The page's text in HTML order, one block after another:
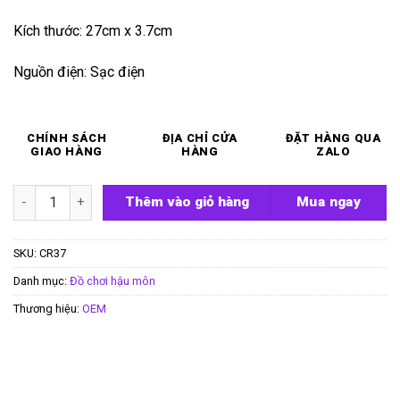
Kích thước: 27cm x 3.7cm
Nguồn điện: Sạc điện
CHÍNH SÁCH
GIAO HÀNG
ĐỊA CHỈ CỬA
HÀNG
ĐẶT HÀNG QUA
ZALO
Que kích thích hậu môn Oyasi R1 số lượng
Thêm vào giỏ hàng Mua ngay
SKU: CR37
Danh mục: Đồ chơi hậu môn
Thương hiệu: OEM